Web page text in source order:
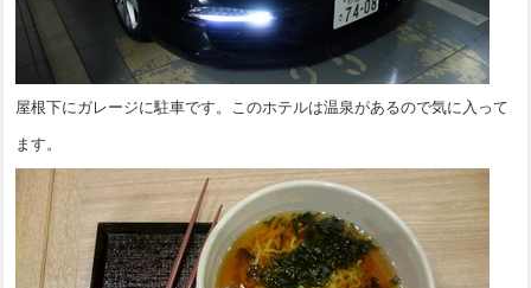
屋根下にガレージに駐車です。このホテルは温泉があるので気に入って
ます。